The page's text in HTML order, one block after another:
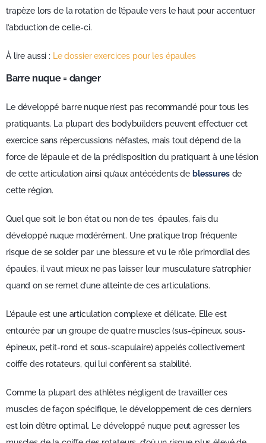
trapèze lors de la rotation de l’épaule vers le haut pour accentuer
l’abduction de celle-ci.
À lire aussi : Le dossier exercices pour les épaules
Barre nuque = danger
Le développé barre nuque n’est pas recommandé pour tous les
pratiquants. La plupart des bodybuilders peuvent effectuer cet
exercice sans répercussions néfastes, mais tout dépend de la
force de l’épaule et de la prédisposition du pratiquant à une lésion
de cette articulation ainsi qu’aux antécédents de blessuresde
cette région.
Quel que soit le bon état ou non de tes épaules, fais du
développé nuque modérément. Une pratique trop fréquente
risque de se solder par une blessure et vu le rôle primordial des
épaules, il vaut mieux ne pas laisser leur musculature s’atrophier
quand on se remet d’une atteinte de ces articulations.
L’épaule est une articulation complexe et délicate. Elle est
entourée par un groupe de quatre muscles (sus-épineux, sous-
épineux, petit-rond et sous-scapulaire) appelés collectivement
coiffe des rotateurs, qui lui confèrent sa stabilité.
Comme la plupart des athlètes négligent de travailler ces
muscles de façon spécifique, le développement de ces derniers
est loin d’être optimal. Le développé nuque peut agresser les